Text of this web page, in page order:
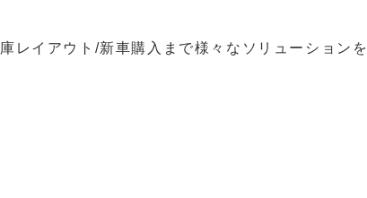
レイアウト/新車購入まで様々なソリューションを